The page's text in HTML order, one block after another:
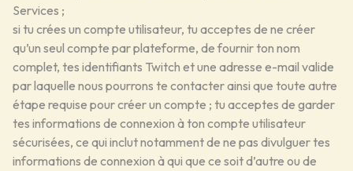
Services ;
si tu crées un compte utilisateur, tu acceptes de ne créer
qu’un seul compte par plateforme, de fournir ton nom
complet, tes identifiants Twitch et une adresse e-mail valide
par laquelle nous pourrons te contacter ainsi que toute autre
étape requise pour créer un compte ; tu acceptes de garder
tes informations de connexion à ton compte utilisateur
sécurisées, ce qui inclut notamment de ne pas divulguer tes
informations de connexion à qui que ce soit d’autre ou de